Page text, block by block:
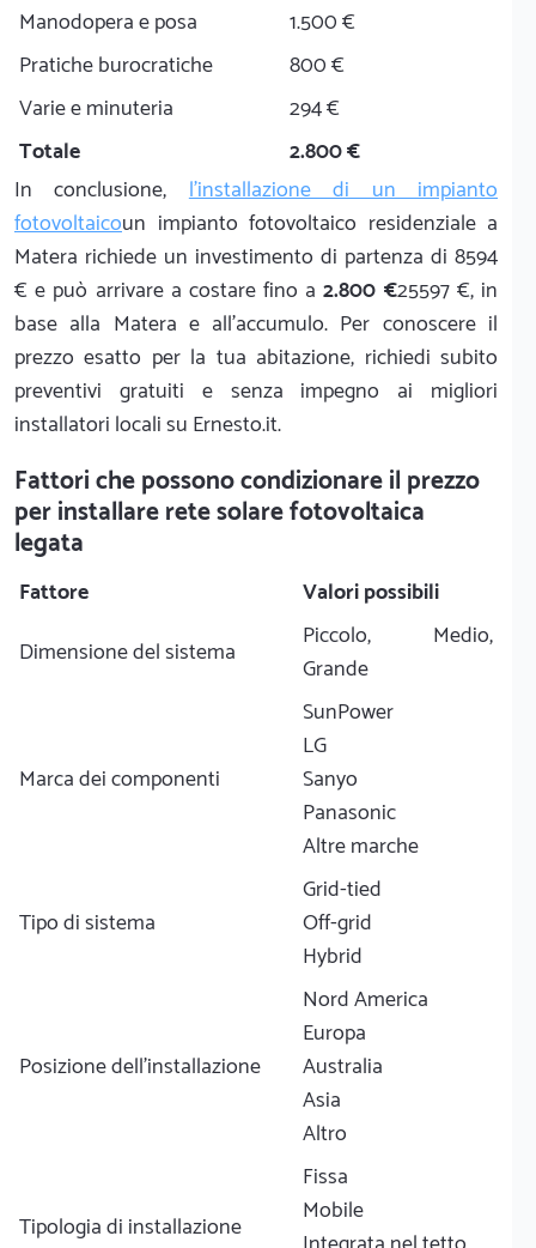
Manodopera e posa
1.500 €
Pratiche burocratiche
800 €
Varie e minuteria
294 €
Totale
2.800 €
In conclusione,l'installazione di un impianto
fotovoltaicoun impianto fotovoltaico residenziale a
Matera richiede un investimento di partenza di 8594
€ e può arrivare a costare fino a2.800 €25597 €, in
base alla Matera e all'accumulo. Per conoscere il
prezzo esatto per la tua abitazione, richiedi subito
preventivi gratuiti e senza impegno ai migliori
installatori locali su Ernesto.it.
Fattori che possono condizionare il prezzo
per installare rete solare fotovoltaica
legata
Fattore
Valori possibili
Dimensione del sistema
Piccolo, Medio,
Grande
Marca dei componenti
SunPower
LG
Sanyo
Panasonic
Altre marche
Tipo di sistema
Grid-tied
Off-grid
Hybrid
Posizione dell'installazione
Nord America
Europa
Australia
Asia
Altro
Tipologia di installazione
Fissa
Mobile